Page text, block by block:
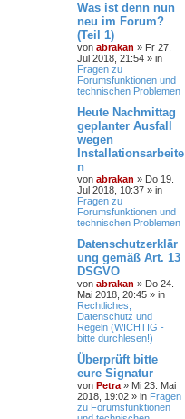
Was ist denn nun
neu im Forum?
(Teil 1)
von abrakan » Fr 27.
Jul 2018, 21:54 » in
Fragen zu
Forumsfunktionen und
technischen Problemen
Heute Nachmittag
geplanter Ausfall
wegen
Installationsarbeite
n
von abrakan » Do 19.
Jul 2018, 10:37 » in
Fragen zu
Forumsfunktionen und
technischen Problemen
Datenschutzerklär
ung gemäß Art. 13
DSGVO
von abrakan » Do 24.
Mai 2018, 20:45 » in
Rechtliches,
Datenschutz und
Regeln (WICHTIG -
bitte durchlesen!)
Überprüft bitte
eure Signatur
von Petra » Mi 23. Mai
2018, 19:02 » in Fragen
zu Forumsfunktionen